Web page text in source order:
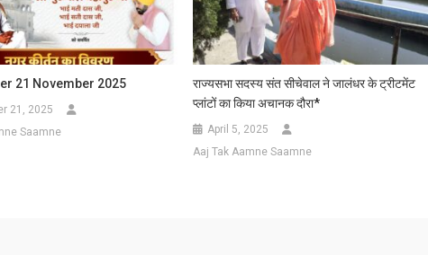
21 November 2025
21, 2025
Saamne
राज्यसभा सदस्य संत सीचेवाल ने जालंधर के ट्रीटमेंट
प्लांटों का किया अचानक दौरा*
April 5, 2025
Aaj Tak Aamne Saamne